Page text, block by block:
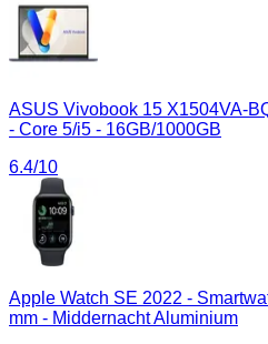
ASUS Vivobook 15 X1504VA-
- Core 5/i5 - 16GB/1000GB
6.4/10
Apple Watch SE 2022 -
mm - Middernacht Aluminium